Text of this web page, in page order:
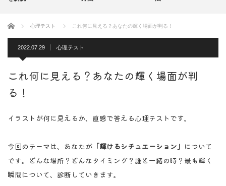
ホーム 心理テスト これ何に見える？あなたの輝く場面が判る！
2022.07.29 心理テスト
これ何に見える？あなたの輝く場面が判
る！
イラストが何に見えるか、直感で答える心理テストです。
今回のテーマは、あなたが 「輝けるシチュエーション」 について
です。どんな場所？どんなタイミング？誰と一緒の時？最も輝く
瞬間について、診断していきます。